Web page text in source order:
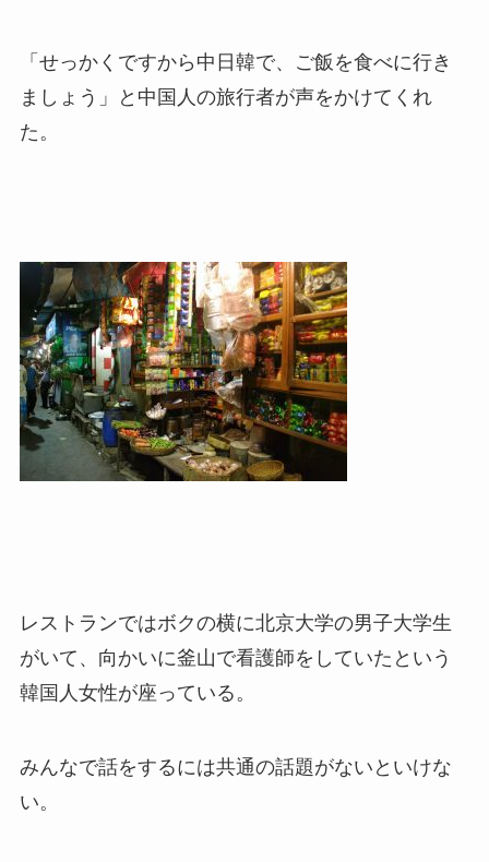
「せっかくですから中日韓で、ご飯を食べに行き
ましょう」と中国人の旅行者が声をかけてくれ
た。
レストランではボクの横に北京大学の男子大学生
がいて、向かいに釜山で看護師をしていたという
韓国人女性が座っている。
みんなで話をするには共通の話題がないといけな
い。